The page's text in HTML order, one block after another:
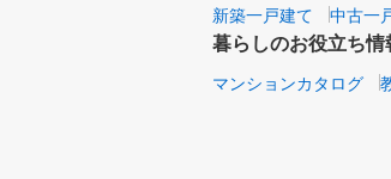
新築一戸建て
中古一
暮らしのお役立ち情
マンションカタログ